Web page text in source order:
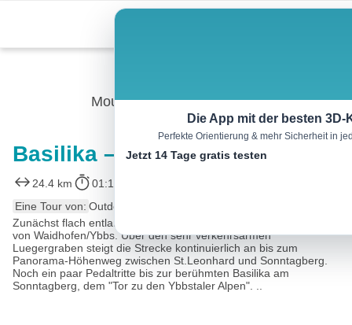
content
Mountainbike
Basilika – Strecke
24.4 km 01:15 h
Eine Tour von: Outdooractive
Zunächst flach entlang des Ybbstalradweg bis zum Ortsbeginn
von Waidhofen/Ybbs. Über den sehr verkehrsarmen
Luegergraben steigt die Strecke kontinuierlich an bis zum
Panorama-Höhenweg zwischen St.Leonhard und Sonntagberg.
Noch ein paar Pedaltritte bis zur berühmten Basilika am
Sonntagberg, dem "Tor zu den Ybbstaler Alpen". ..
Die App mit der besten 3D-
Perfekte Orientierung & mehr Sicherheit in
Jetzt 14 Tage gratis testen